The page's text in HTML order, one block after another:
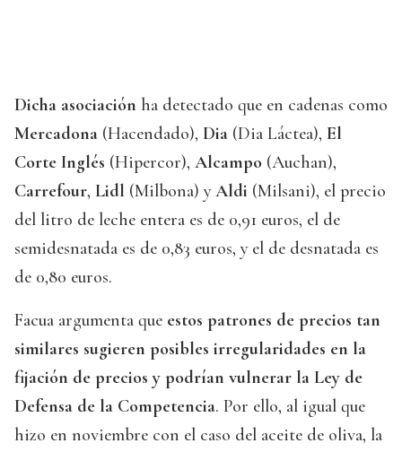
Dicha asociación ha detectado que en cadenas como
Mercadona (Hacendado), Dia (Dia Láctea), El
Corte Inglés (Hipercor), Alcampo (Auchan),
Carrefour, Lidl (Milbona) yAldi (Milsani), el precio
del litro de leche entera es de 0,91 euros, el de
semidesnatada es de 0,83 euros, y el de desnatada es
de 0,80 euros.
Facua argumenta que estos patrones de precios tan
similares sugieren posibles irregularidades en la
fijación de precios y podrían vulnerar la Ley de
Defensa de la Competencia. Por ello, al igual que
hizo en noviembre con el caso del aceite de oliva, la